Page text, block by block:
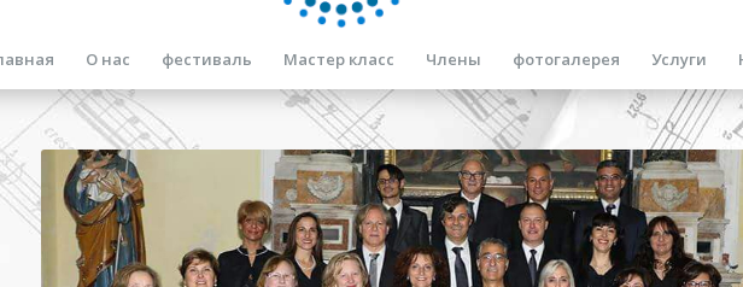
О нас фестиваль Мастер класс Члены фотогалерея Услуги